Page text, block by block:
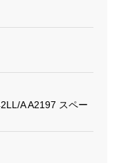
A A2197 スペー